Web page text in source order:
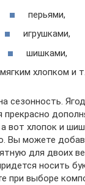
перьями,
игрушками,
шишками,
мягким хлопком и
сезонность.
прекрасно
вот хлопок и
Вы можете
для двоих
носить
при выборе